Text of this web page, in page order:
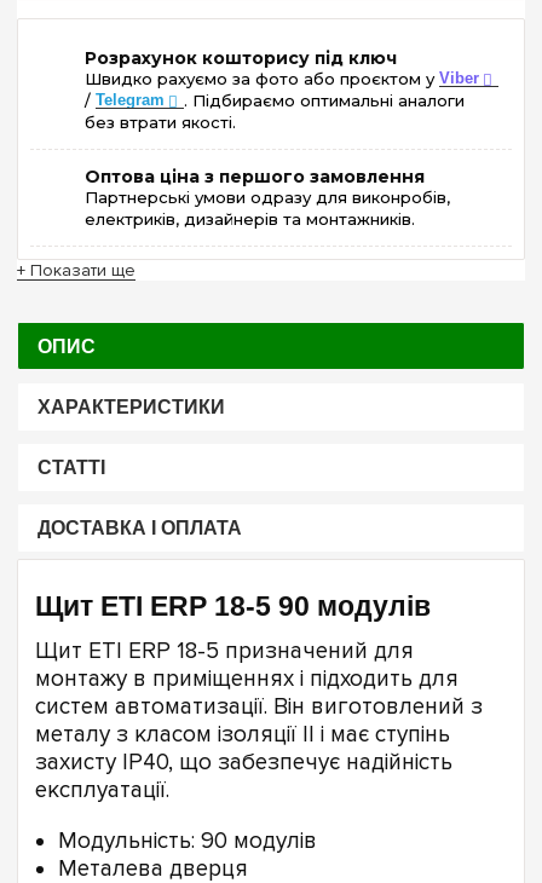
Розрахунок кошторису під ключ
Швидко рахуємо за фото або проєктом у Viber
/ Telegram
. Підбираємо оптимальні аналоги
без втрати якості.
Оптова ціна з першого замовлення
Партнерські умови одразу для виконробів,
електриків, дизайнерів та монтажників.
+ Показати ще
ОПИС
ХАРАКТЕРИСТИКИ
СТАТТІ
ДОСТАВКА І ОПЛАТА
Щит ETI ERP 18-5 90 модулів
Щит ETI ERP 18-5 призначений для
монтажу в приміщеннях і підходить для
систем автоматизації. Він виготовлений з
металу з класом ізоляції II і має ступінь
захисту IP40, що забезпечує надійність
експлуатації.
Модульність: 90 модулів
Металева дверця